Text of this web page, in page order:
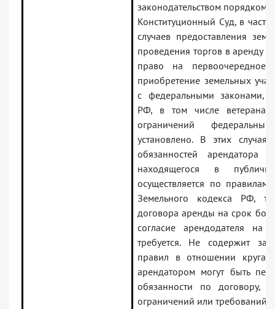
законодательством порядком.
Конституционный Суд, в
случаев предоставления
проведения торгов в аренду
право на первоочередное
приобретение земельных
с федеральными законами,
РФ, в том числе ветеранам
ограничений
установлено. В этих
обязанностей арендатора
находящегося в
осуществляется по правилам
Земельного кодекса РФ,
договора аренды на срок
согласие арендодателя на
требуется. Не содержит
правил в отношении круга
арендатором могут быть
обязанности по договору,
ограничений или требований